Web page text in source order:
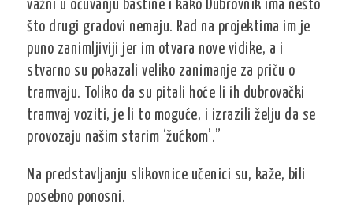
važni u očuvanju baštine i kako Dubrovnik ima nešto
što drugi gradovi nemaju. Rad na projektima im je
puno zanimljiviji jer im otvara nove vidike, a i
stvarno su pokazali veliko zanimanje za priču o
tramvaju. Toliko da su pitali hoće li ih dubrovački
tramvaj voziti, je li to moguće, i izrazili želju da se
provozaju našim starim ‘žućkom’.”
Na predstavljanju slikovnice učenici su, kaže, bili
posebno ponosni.